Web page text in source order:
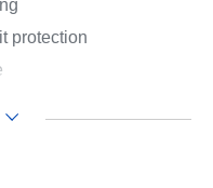
protection